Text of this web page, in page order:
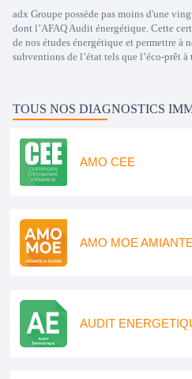
adx Groupe possède pas moins d'une
dont l’AFAQ Audit énergétique. Cette
de nos études énergétique et permettre à
subventions de l’état tels que l’éco-prêt à
TOUS NOS DIAGNOSTICS
AMO CEE
AMO MOE
AUDIT